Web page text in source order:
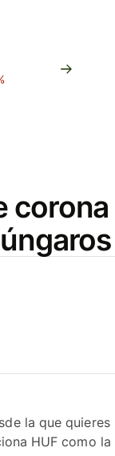
corona
la que quieres
HUF como la